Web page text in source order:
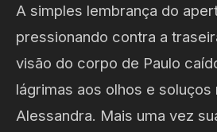
A simples lembrança do
pressionando contra a
visão do corpo de Paulo
lágrimas aos olhos e soluços
Alessandra. Mais uma vez